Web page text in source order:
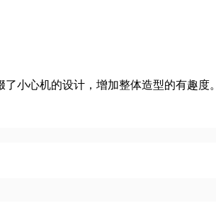
心机的设计，增加整体造型的有趣度。